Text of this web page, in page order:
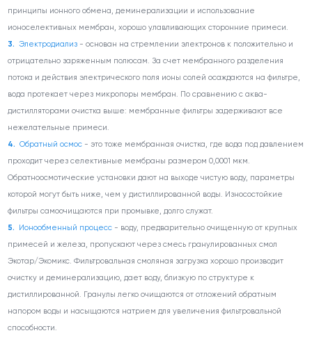
принципы ионного обмена, деминерализации и использование
ионоселективных мембран, хорошо улавливающих сторонние примеси.
Электродиализ - основан на стремлении электронов к положительно и
отрицательно заряженным полюсам. За счет мембранного разделения
потока и действия электрического поля ионы солей осаждаются на фильтре,
вода протекает через микропоры мембран. По сравнению с аква-
дистилляторами очистка выше: мембранные фильтры задерживают все
нежелательные примеси.
Обратный осмос - это тоже мембранная очистка, где вода под давлением
проходит через селективные мембраны размером 0,0001 мкм.
Обратноосмотические установки дают на выходе чистую воду, параметры
которой могут быть ниже, чем у дистиллированной воды. Износостойкие
фильтры самоочищаются при промывке, долго служат.
Ионообменный процесс - воду, предварительно очищенную от крупных
примесей и железа, пропускают через смесь гранулированных смол
Экотар/Экомикс. Фильтровальная смоляная загрузка хорошо производит
очистку и деминерализацию, дает воду, близкую по структуре к
дистиллированной. Гранулы легко очищаются от отложений обратным
напором воды и насыщаются натрием для увеличения фильтровальной
способности.